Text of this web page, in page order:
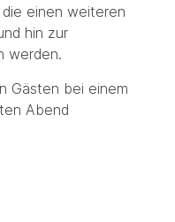
einen weiteren
hin zur
werden.
Gästen bei einem
Abend